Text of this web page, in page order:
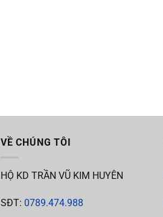
VỀ CHÚNG TÔI
HỘ KD TRẦN VŨ KIM HUYÊN
SĐT: 0789.474.988